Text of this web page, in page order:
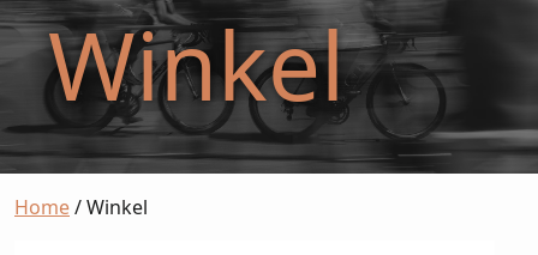
Winkel
Home/ Winkel